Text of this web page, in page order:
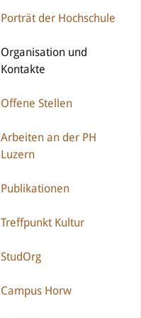
Porträt der Hochschule
Organisation und
Kontakte
Offene Stellen
Arbeiten an der PH
Luzern
Publikationen
Treffpunkt Kultur
StudOrg
Campus Horw